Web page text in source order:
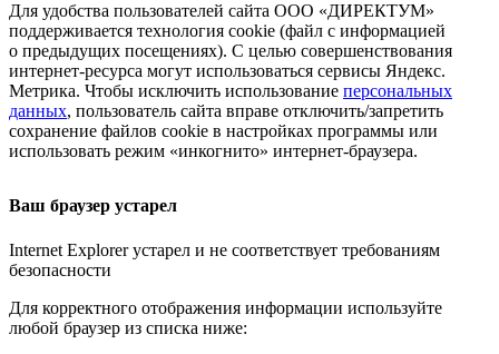
Для удобства пользователей сайта ООО «ДИРЕКТУМ»
поддерживается технология cookie (файл с информацией
о предыдущих посещениях). С целью совершенствования
интернет-ресурса могут использоваться сервисы Яндекс.
Метрика. Чтобы исключить использование персональных
данных, пользователь сайта вправе отключить/запретить
сохранение файлов cookie в настройках программы или
использовать режим «инкогнито» интернет-браузера.
Ваш браузер устарел
Internet Explorer устарел и не соответствует требованиям
безопасности
Для корректного отображения информации используйте
любой браузер из списка ниже: